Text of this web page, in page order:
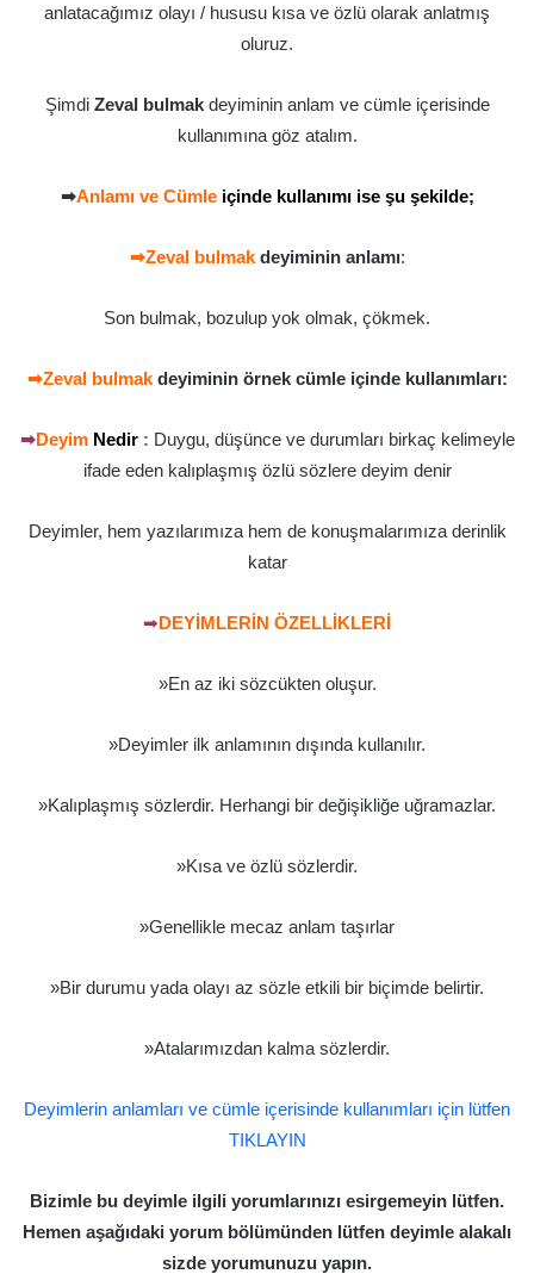
anlatacağımız olayı / hususu kısa ve özlü olarak anlatmış
oluruz.
Şimdi Zeval bulmakdeyiminin anlam ve cümle içerisinde
kullanımına göz atalım.
➡Anlamı ve Cümle içinde kullanımı ise şu şekilde;
➡Zeval bulmak deyiminin anlamı:
Son bulmak, bozulup yok olmak, çökmek.
➡Zeval bulmak deyiminin örnek cümle içinde kullanımları:
➡DeyimNedir: Duygu, düşünce ve durumları birkaç kelimeyle
ifade eden kalıplaşmış özlü sözlere deyim denir
Deyimler, hem yazılarımıza hem de konuşmalarımıza derinlik
katar
➡DEYİMLERİN ÖZELLİKLERİ
»En az iki sözcükten oluşur.
»Deyimler ilk anlamının dışında kullanılır.
»Kalıplaşmış sözlerdir. Herhangi bir değişikliğe uğramazlar.
»Kısa ve özlü sözlerdir.
»Genellikle mecaz anlam taşırlar
»Bir durumu yada olayı az sözle etkili bir biçimde belirtir.
»Atalarımızdan kalma sözlerdir.
Deyimlerin anlamları ve cümle içerisinde kullanımları için lütfen
TIKLAYIN
Bizimle bu deyimle ilgili yorumlarınızı esirgemeyin lütfen.
Hemen aşağıdaki yorum bölümünden lütfen deyimle alakalı
sizde yorumunuzu yapın.